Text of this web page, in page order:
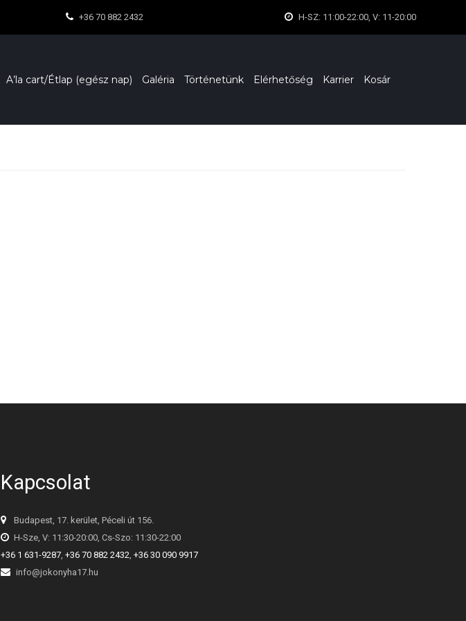
+36 70 882 2432 H-SZ: 11:00-22:00, V: 11-20:00
A’la cart/Étlap (egész nap) Galéria Történetünk Elérhetőség Karrier Kosár
Kapcsolat
Budapest, 17. kerület, Péceli út 156.
H-Sze, V: 11:30-20:00, Cs-Szo: 11:30-22:00
+36 1 631-9287, +36 70 882 2432, +36 30 090 9917
info@jokonyha17.hu